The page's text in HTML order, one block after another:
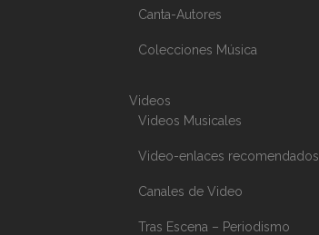
Canta-Autores
Colecciones Música
Videos
Videos Musicales
Video-enlaces recomendados
Canales de Video
Tras Escena – Periodismo